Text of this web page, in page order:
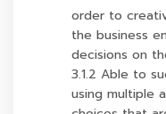
order to
the business
decisions on
3.1.2 Able to
using multiple